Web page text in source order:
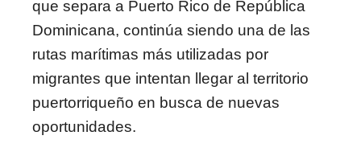
que separa a Puerto Rico de República
Dominicana, continúa siendo una de las
rutas marítimas más utilizadas por
migrantes que intentan llegar al territorio
puertorriqueño en busca de nuevas
oportunidades.